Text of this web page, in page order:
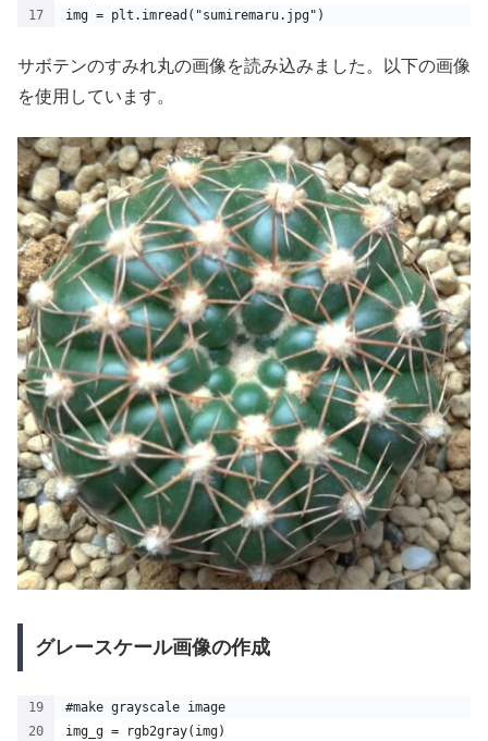
img = plt.imread("sumiremaru.jpg")
サボテンのすみれ丸の画像を読み込みました。以下の画像
を使用しています。
グレースケール画像の作成
#make grayscale image
img_g = rgb2gray(img)